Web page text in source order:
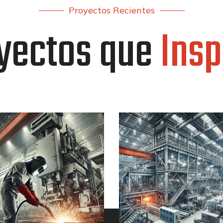
Proyectos Recientes
que